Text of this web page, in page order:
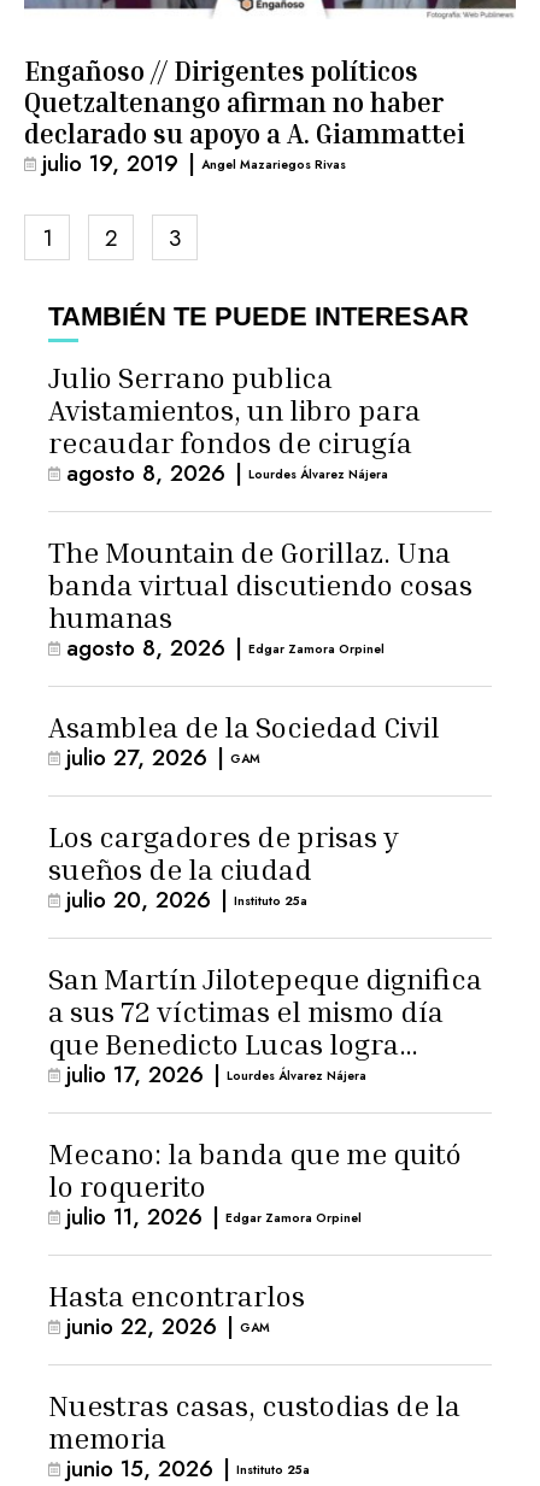
Engañoso // Dirigentes políticos
Quetzaltenango afirman no haber
declarado su apoyo a A. Giammattei
julio 19, 2019 | Angel Mazariegos Rivas
1 2 3
TAMBIÉN TE PUEDE INTERESAR
Julio Serrano publica
Avistamientos, un libro para
recaudar fondos de cirugía
agosto 8, 2026 | Lourdes Álvarez Nájera
The Mountain de Gorillaz. Una
banda virtual discutiendo cosas
humanas
agosto 8, 2026 | Edgar Zamora Orpinel
Asamblea de la Sociedad Civil
julio 27, 2026 | GAM
Los cargadores de prisas y
sueños de la ciudad
julio 20, 2026 | Instituto 25a
San Martín Jilotepeque dignifica
a sus 72 víctimas el mismo día
que Benedicto Lucas logra
arresto domiciliario
julio 17, 2026 | Lourdes Álvarez Nájera
Mecano: la banda que me quitó
lo roquerito
julio 11, 2026 | Edgar Zamora Orpinel
Hasta encontrarlos
junio 22, 2026 | GAM
Nuestras casas, custodias de la
memoria
junio 15, 2026 | Instituto 25a